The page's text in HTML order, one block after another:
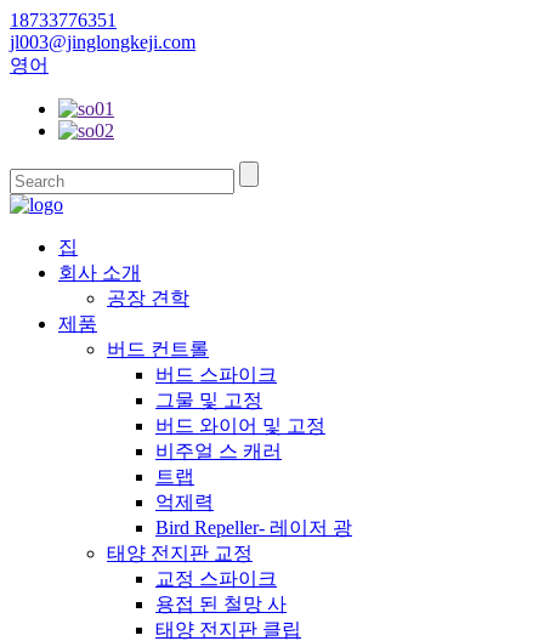
18733776351
jl003@jinglongkeji.com
영어
집
회사 소개
공장 견학
제품
버드 컨트롤
버드 스파이크
그물 및 고정
버드 와이어 및 고정
비주얼 스 캐러
트랩
억제력
Bird Repeller- 레이저 광
태양 전지판 교정
교정 스파이크
용접 된 철망 사
태양 전지판 클립